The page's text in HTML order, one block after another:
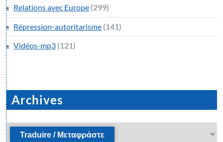
Relations avec Europe (299)
Répression-autoritarisme (141)
Vidéos-mp3 (121)
Archives
Archives
Traduire / Μεταφράστε